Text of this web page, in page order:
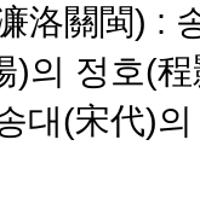
洛關閩) :
)의 정호(
대(宋代)